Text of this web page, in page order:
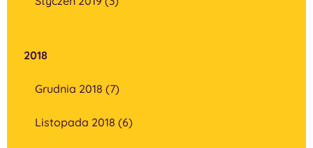
2018
Grudnia 2018 (7)
Listopada 2018 (6)